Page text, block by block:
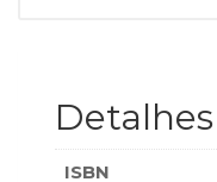
Publicidade,
Propaganda
e
ISBN